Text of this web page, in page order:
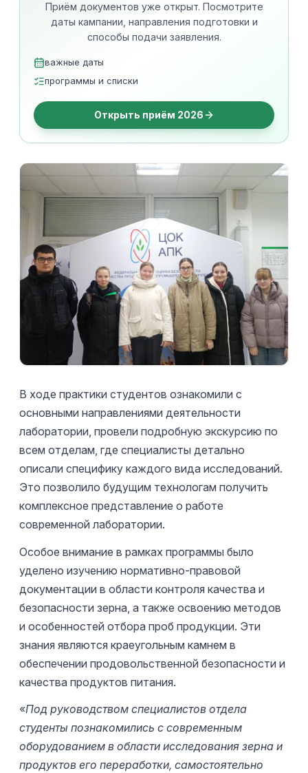
Приём документов уже открыт. Посмотрите
даты кампании, направления подготовки и
способы подачи заявления.
важные даты
программы и списки
Открыть приём 2026
В ходе практики студентов ознакомили с
основными направлениями деятельности
лаборатории, провели подробную экскурсию по
всем отделам, где специалисты детально
описали специфику каждого вида исследований.
Это позволило будущим технологам получить
комплексное представление о работе
современной лаборатории.
Особое внимание в рамках программы было
уделено изучению нормативно-правовой
документации в области контроля качества и
безопасности зерна, а также освоению методов
и особенностей отбора проб продукции. Эти
знания являются краеугольным камнем в
обеспечении продовольственной безопасности и
качества продуктов питания.
«Под руководством специалистов отдела
студенты познакомились с современным
оборудованием в области исследования зерна и
продуктов его переработки, самостоятельно